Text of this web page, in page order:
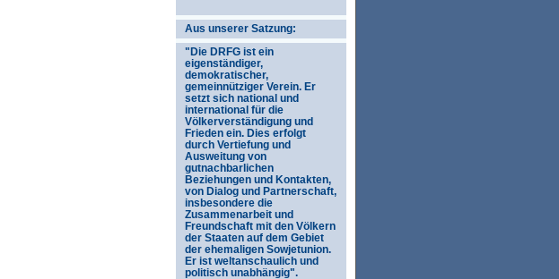
Aus unserer Satzung:
"Die DRFG ist ein
eigenständiger,
demokratischer,
gemeinnütziger Verein. Er
setzt sich national und
international für die
Völkerverständigung und
Frieden ein. Dies erfolgt
durch Vertiefung und
Ausweitung von
gutnachbarlichen
Beziehungen und Kontakten,
von Dialog und Partnerschaft,
insbesondere die
Zusammenarbeit und
Freundschaft mit den Völkern
der Staaten auf dem Gebiet
der ehemaligen Sowjetunion.
Er ist weltanschaulich und
politisch unabhängig".